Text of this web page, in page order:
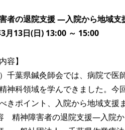
者の退院支援 —入院から地域支
月13日(日) 13:00 ～ 15:00
容】
）千葉県鍼灸師会では、病院で
神科領域を学んできました。今
きポイント、入院から地域支援
神障害者の退院支援—入院か